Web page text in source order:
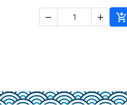
do koszyka
  